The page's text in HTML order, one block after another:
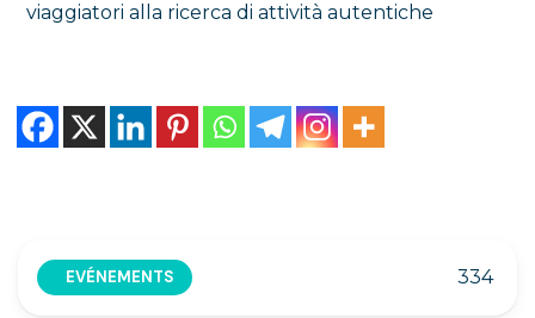
viaggiatori alla ricerca di attività autentiche
EVÉNEMENTS 334